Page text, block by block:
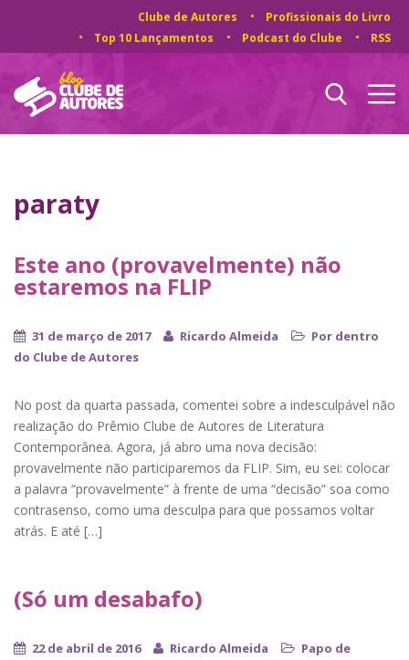
Clube de Autores
Profissionais do Livro
Top 10 Lançamentos
Podcast do Clube RSS
paraty
Este ano (provavelmente) não
estaremos na FLIP
31 de março de 2017 Ricardo Almeida
Por dentro
do Clube de Autores
No post da quarta passada, comentei sobre a indesculpável não
realização do Prêmio Clube de Autores de Literatura
Contemporânea. Agora, já abro uma nova decisão:
provavelmente não participaremos da FLIP. Sim, eu sei: colocar
a palavra “provavelmente” à frente de uma “decisão” soa como
contrasenso, como uma desculpa para que possamos voltar
atrás. E até […]
(Só um desabafo)
22 de abril de 2016 Ricardo Almeida
Papo de